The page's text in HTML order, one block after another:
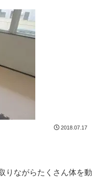
2018.07.17
りながらたくさん体を動